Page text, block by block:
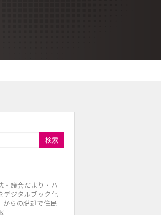
検索
・議会だより・ハ
デジタルブック化
からの脱却で住民